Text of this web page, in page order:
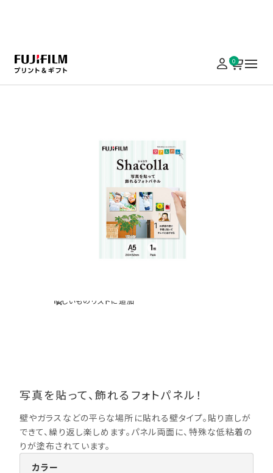
0
￥5,000以上の注文で送料無料
ほしいものリストに追加
写真を貼って、飾れるフォトパネル！
壁やガラスなどの平らな場所に貼れる壁タイプ。貼り直しが
できて、繰り返し楽しめます。パネル両面に、特殊な低粘着の
りが塗布されています。
カラー